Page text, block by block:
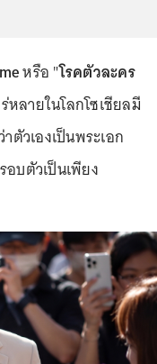
หรือ "โรคตัวละคร
ลายในโลกโซเชียลมี
ตัวเองเป็นพระเอก
บตัวเป็นเพียง